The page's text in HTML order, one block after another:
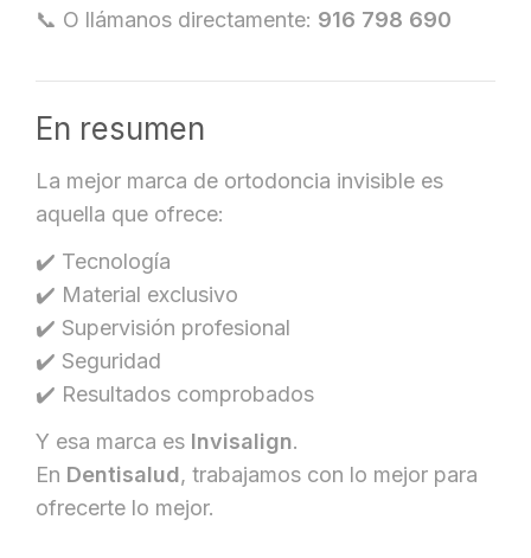
📞 O llámanos directamente: 916 798 690
En resumen
La mejor marca de ortodoncia invisible es
aquella que ofrece:
✔️ Tecnología
✔️ Material exclusivo
✔️ Supervisión profesional
✔️ Seguridad
✔️ Resultados comprobados
Y esa marca es Invisalign.
En Dentisalud, trabajamos con lo mejor para
ofrecerte lo mejor.